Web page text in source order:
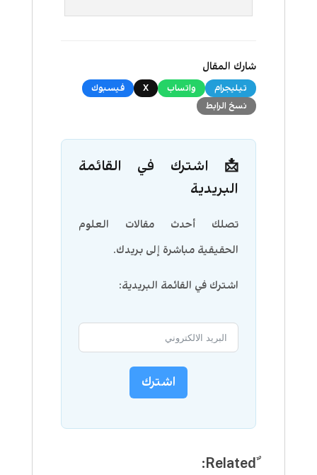
شارك المقال
تيليجرام واتساب X
فيسبوك
نسخ الرابط
📩 اشترك في القائمة
البريدية
تصلك أحدث مقالات العلوم
الحقيقية مباشرة إلى بريدك.
اشترك في القائمة البريدية:
اشترك
ٌRelated: